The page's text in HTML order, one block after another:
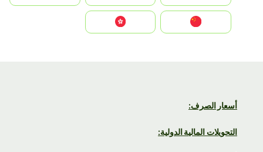
أسعار الصرف:
التحويلات المالية الدولية: